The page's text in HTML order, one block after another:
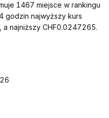
1467 miejsce w rankingu
godzin najwyższy kurs
a najniższy CHF0.0247265.